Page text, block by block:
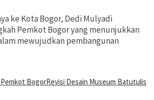
ke Kota Bogor, Dedi Mulyadi
Pemkot Bogor yang menunjukkan
mewujudkan pembangunan
BogorRevisi Desain Museum Batutulis